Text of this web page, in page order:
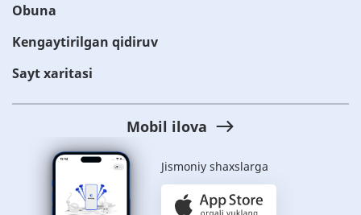
Obuna
Kengaytirilgan qidiruv
Sayt xaritasi
Mobil ilova
Jismoniy shaxslarga